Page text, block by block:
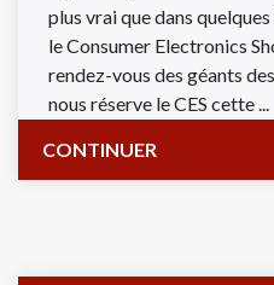
plus vrai que dans
le Consumer Electronics
rendez-vous des géants
nous réserve le CES cette ...
CONTINUER